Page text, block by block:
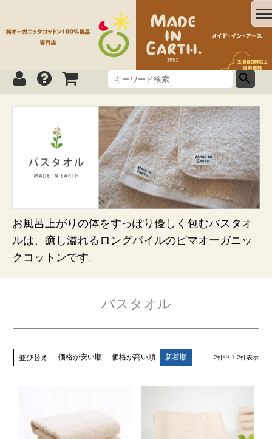
お風呂上がりの体をすっぽり優しく包むバスタオ
ルは、癒し溢れるロングパイルのピマオーガニッ
クコットンです。
バスタオル
並び替え 価格が安い順 価格が高い順 新着順 2件中 1-2件表示